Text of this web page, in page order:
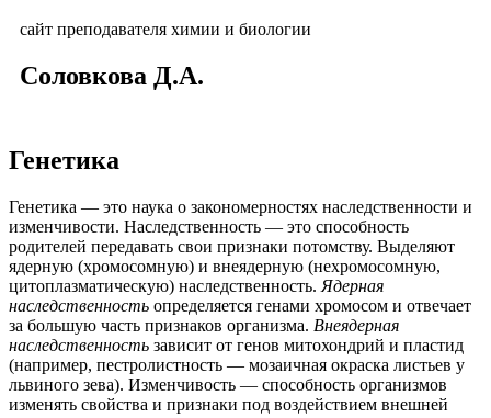
сайт преподавателя химии и биологии
Соловкова Д.А.
Генетика
Генетика — это наука о закономерностях наследственности и
изменчивости. Наследственность — это способность
родителей передавать свои признаки потомству. Выделяют
ядерную (хромосомную) и внеядерную (нехромосомную,
цитоплазматическую) наследственность. Ядерная
наследственность определяется генами хромосом и отвечает
за большую часть признаков организма. Внеядерная
наследственность зависит от генов митохондрий и пластид
(например, пестролистность — мозаичная окраска листьев у
львиного зева). Изменчивость — способность организмов
изменять свойства и признаки под воздействием внешней